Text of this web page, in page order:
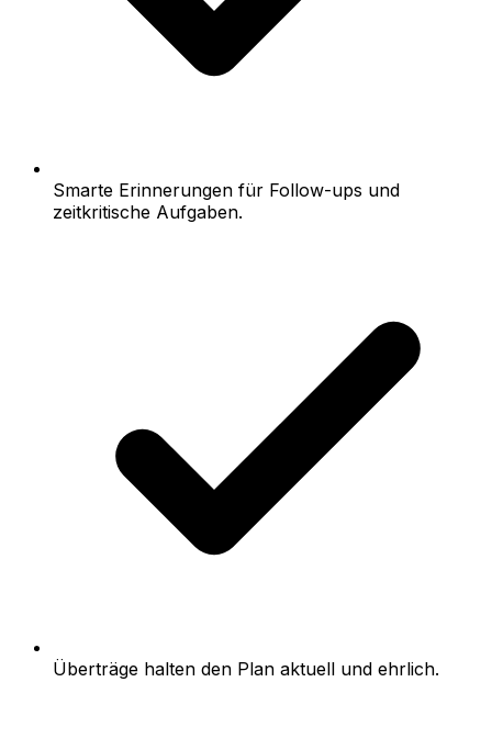
Smarte Erinnerungen für Follow-ups und
zeitkritische Aufgaben.
Überträge halten den Plan aktuell und ehrlich.